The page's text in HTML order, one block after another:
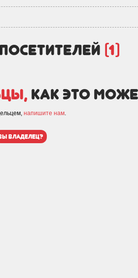
(1)
как это
напишите нам.
владелец?